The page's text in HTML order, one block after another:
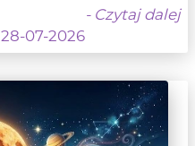
- Czytaj dalej
28-07-2026